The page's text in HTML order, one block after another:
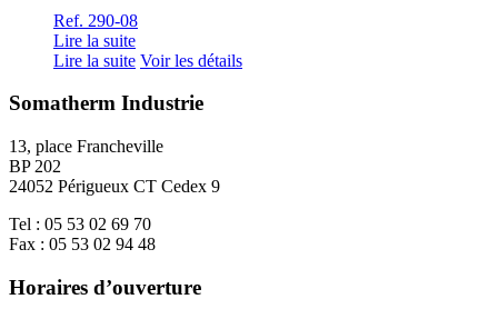
Ref. 290-08
Lire la suite
Lire la suite Voir les détails
Somatherm Industrie
13, place Francheville
BP 202
24052 Périgueux CT Cedex 9
Tel : 05 53 02 69 70
Fax : 05 53 02 94 48
Horaires d’ouverture